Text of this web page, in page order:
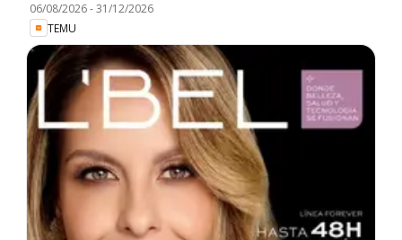
06/08/2026-31/12/2026
TEMU